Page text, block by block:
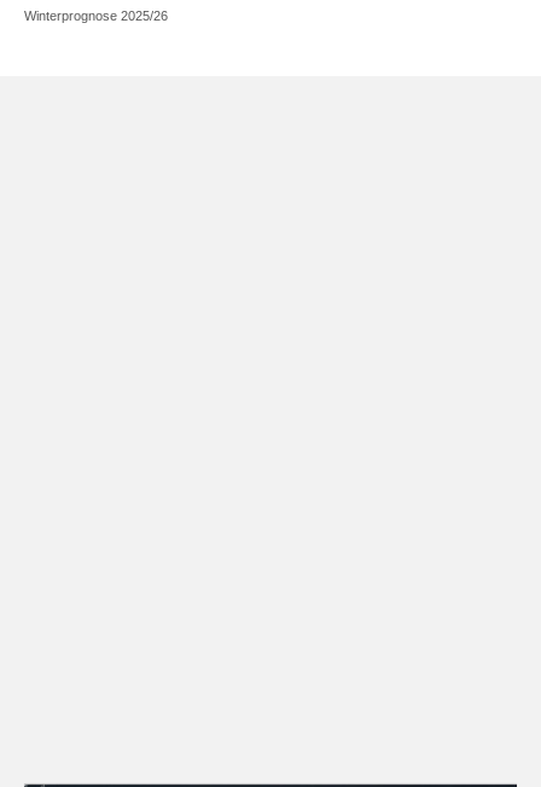
Winterprognose 2025/26